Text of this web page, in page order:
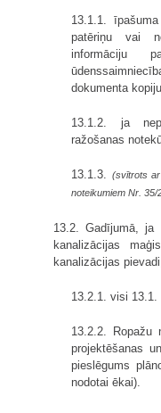
13.1.1.
patēriņu vai
informāciju
dokumenta
13.1.2. ja
ražošanas
13.1.3. (svītrots
noteikumiem Nr. 35/
13.2. Gadījumā, ja
kanalizācijas
kanalizācijas
13.2.1. visi 13.1.
13.2.2. Ropažu
projektēšanas
pieslēgums
nodotai ēkai).